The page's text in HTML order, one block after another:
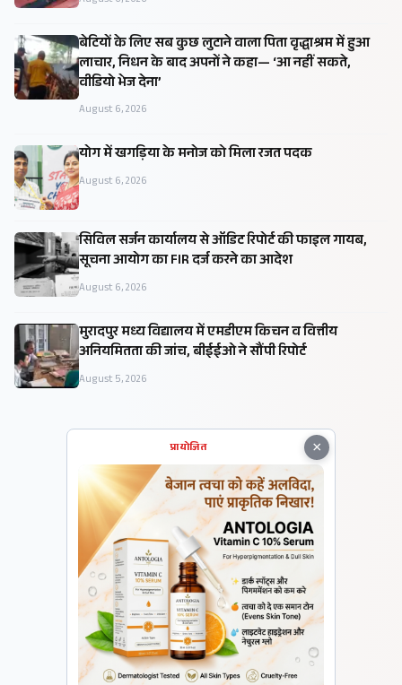
बेटियों के लिए सब कुछ लुटाने वाला पिता वृद्धाश्रम में हुआ
लाचार, निधन के बाद अपनों ने कहा— ‘आ नहीं सकते,
वीडियो भेज देना’
August 6, 2026
​योग में खगड़िया के मनोज को मिला रजत पदक
August 6, 2026
सिविल सर्जन कार्यालय से ऑडिट रिपोर्ट की फाइल गायब,
सूचना आयोग का FIR दर्ज करने का आदेश
August 6, 2026
मुरादपुर मध्य विद्यालय में एमडीएम किचन व वित्तीय
अनियमितता की जांच, बीईईओ ने सौंपी रिपोर्ट
August 5, 2026
×
प्रायोजित